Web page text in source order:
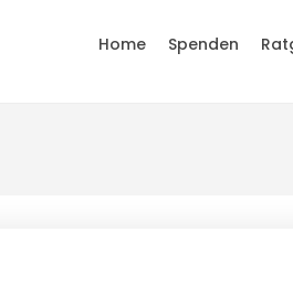
Home Spenden